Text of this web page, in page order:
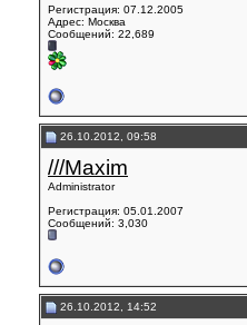
Регистрация: 07.12.2005
Адрес: Москва
Сообщений: 22,689
26.10.2012, 09:58
///Maxim
Administrator
Регистрация: 05.01.2007
Сообщений: 3,030
26.10.2012, 14:52